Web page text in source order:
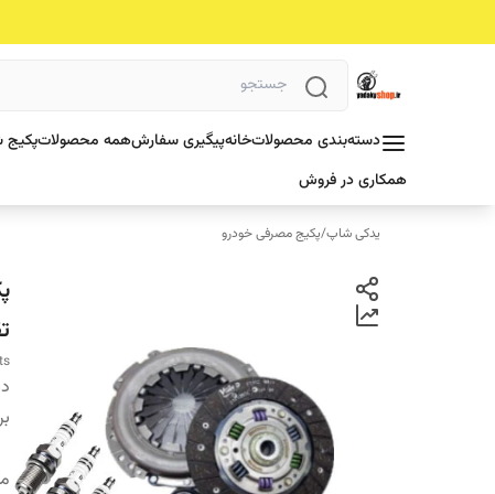
دسته‌بندی محصولاتخانهپیگیری سفارشهمه محصولاتپکیج
همکاری در فروش
یدکی شاپ/پکیج مصرفی خودرو